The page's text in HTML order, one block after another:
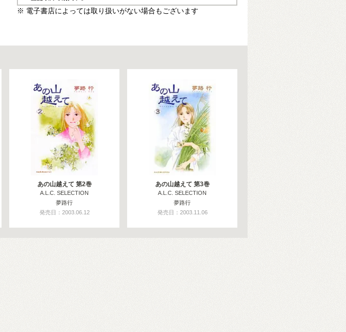
※ 電子書店によっては取り扱いがない場合もございます
あの山越えて 第2巻
A.L.C. SELECTION
夢路行
発売日：2003.06.12
あの山越えて 第3巻
A.L.C. SELECTION
夢路行
発売日：2003.11.06